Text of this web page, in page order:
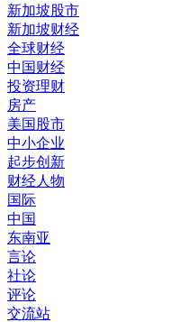
新加坡股市
新加坡财经
全球财经
中国财经
投资理财
房产
美国股市
中小企业
起步创新
财经人物
国际
中国
东南亚
言论
社论
评论
交流站